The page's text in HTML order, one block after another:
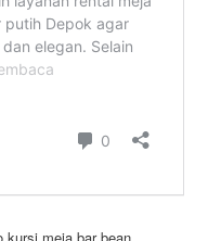
kursi meja bar bean